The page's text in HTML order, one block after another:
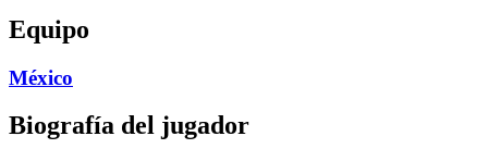
Equipo
México
Biografía del jugador